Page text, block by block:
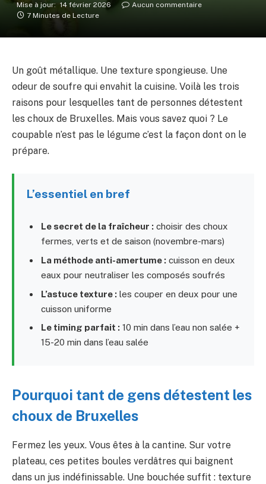
Mise à jour: 14 février 2026
Aucun commentaire
7 Minutes de Lecture
Un goût métallique. Une texture spongieuse. Une
odeur de soufre qui envahit la cuisine. Voilà les trois
raisons pour lesquelles tant de personnes détestent
les choux de Bruxelles. Mais vous savez quoi ? Le
coupable n’est pas le légume c’est la façon dont on le
prépare.
L’essentiel en bref
Le secret de la fraîcheur : choisir des choux
fermes, verts et de saison (novembre-mars)
La méthode anti-amertume : cuisson en deux
eaux pour neutraliser les composés soufrés
L’astuce texture : les couper en deux pour une
cuisson uniforme
Le timing parfait : 10 min dans l’eau non salée +
15-20 min dans l’eau salée
Pourquoi tant de gens détestent les
choux de Bruxelles
Fermez les yeux. Vous êtes à la cantine. Sur votre
plateau, ces petites boules verdâtres qui baignent
dans un jus indéfinissable. Une bouchée suffit : texture